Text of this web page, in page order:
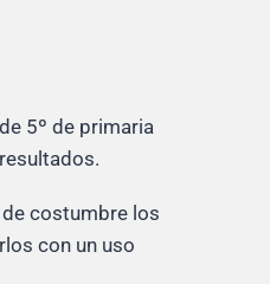
5º de primaria
costumbre los
con un uso